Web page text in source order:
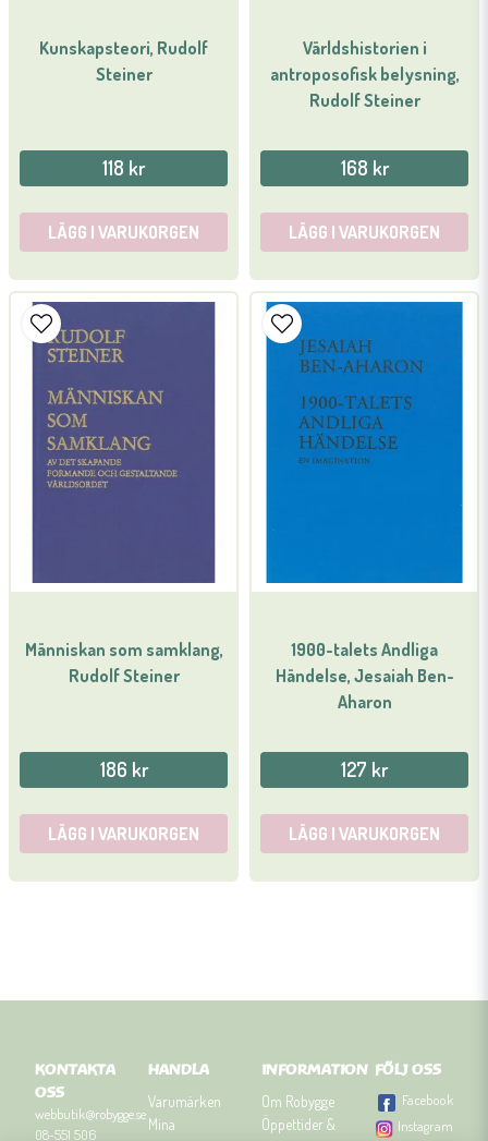
Kunskapsteori, Rudolf
Steiner
118 kr
LÄGG I VARUKORGEN
Världshistorien i
antroposofisk belysning,
Rudolf Steiner
168 kr
LÄGG I VARUKORGEN
Människan som samklang,
Rudolf Steiner
186 kr
LÄGG I VARUKORGEN
1900-talets Andliga
Händelse, Jesaiah Ben-
Aharon
127 kr
LÄGG I VARUKORGEN
KONTAKTA
OSS
webbutik@robygge.se
08-551 506
HANDLA
Varumärken
Mina
INFORMATION
Om Robygge
Öppettider &
FÖLJ OSS
Facebook
Instagram